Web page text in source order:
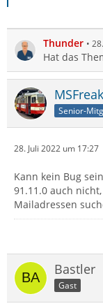
Thunder
Hat das
MSFreak
Senior-
28. Juli 2022 um 17:27
Kann kein Bug
91.11.0 auch
Mailadressen
Bastler
Gast